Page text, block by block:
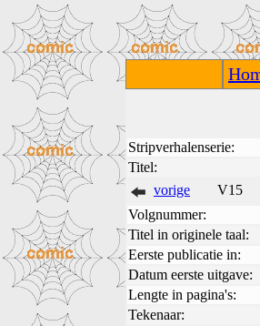
Stripverhalenserie:
Titel:
vorige
V15
Volgnummer:
Titel in originele taal:
Eerste publicatie in:
Datum eerste uitgave:
Lengte in pagina's:
Tekenaar: